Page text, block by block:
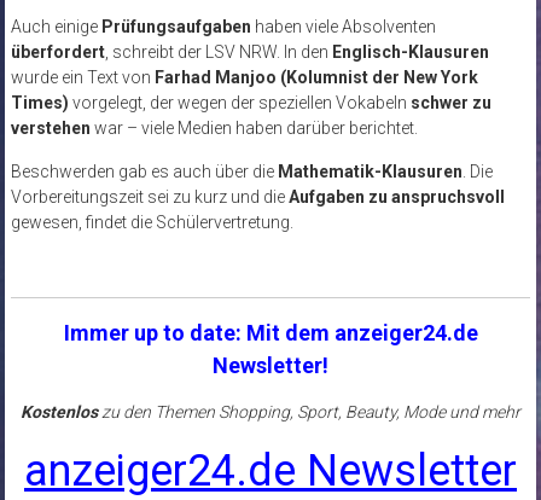
Auch einige Prüfungsaufgaben haben viele Absolventen
überfordert, schreibt der LSV NRW. In den Englisch-Klausuren
wurde ein Text von Farhad Manjoo (Kolumnist der New York
Times) vorgelegt, der wegen der speziellen Vokabeln schwer zu
verstehen war – viele Medien haben darüber berichtet.
Beschwerden gab es auch über die Mathematik-Klausuren . Die
Vorbereitungszeit sei zu kurz und dieAufgaben zu anspruchsvoll
gewesen, findet die Schülervertretung.
Immer up to date: Mit dem anzeiger24.de
Newsletter!
Kostenloszu den Themen Shopping, Sport, Beauty, Mode und mehr
anzeiger24.de Newsletter